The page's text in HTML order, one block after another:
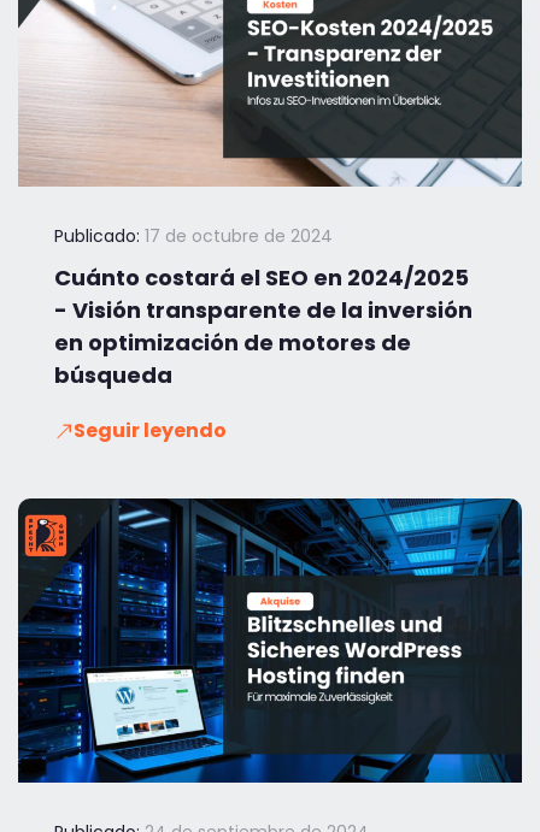
Publicado: 17 de octubre de 2024
Cuánto costará el SEO en 2024/2025
- Visión transparente de la inversión
en optimización de motores de
búsqueda
Seguir leyendo